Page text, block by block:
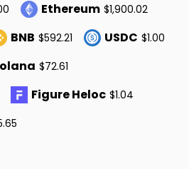
Ethereum $1,900.02
BNB $592.21 USDC $1.00
$72.61
Figure Heloc $1.04